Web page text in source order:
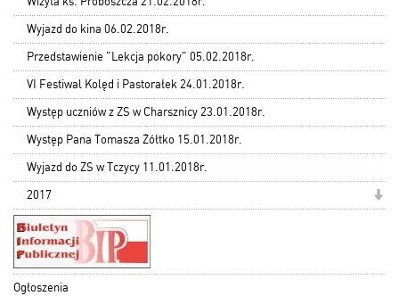
Wyjazd do kina 06.02.2018r.
Przedstawienie "Lekcja pokory" 05.02.2018r.
VI Festiwal Kolęd i Pastorałek 24.01.2018r.
Występ uczniów z ZS w Charsznicy 23.01.2018r.
Występ Pana Tomasza Żółtko 15.01.2018r.
Wyjazd do ZS w Tczycy 11.01.2018r.
2017
Ogłoszenia